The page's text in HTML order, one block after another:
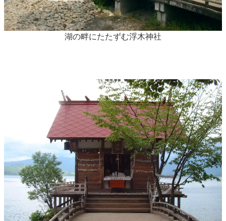
湖の畔にたたずむ浮木神社